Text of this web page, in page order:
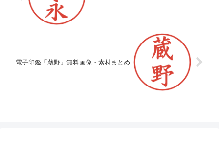
電子印鑑「蔵野」無料画像・素材まとめ